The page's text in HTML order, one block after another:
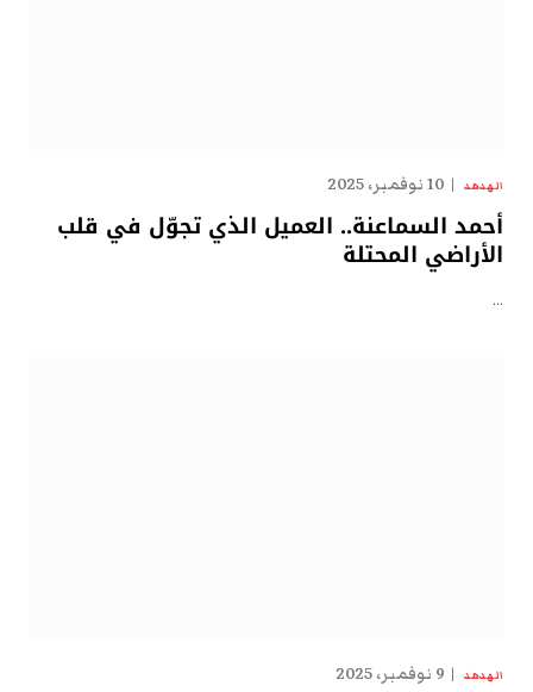
الهدهد 10 نوفمبر، 2025
أحمد السماعنة.. العميل الذي تجوّل في قلب
الأراضي المحتلة
…
الهدهد 9 نوفمبر، 2025